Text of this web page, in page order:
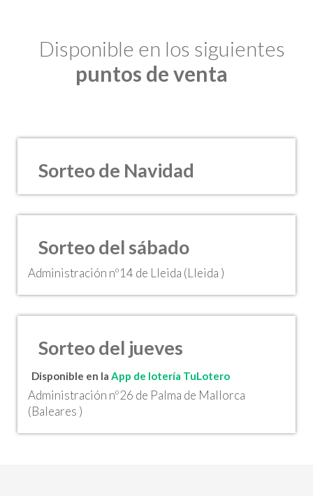
Disponible en los siguientes
puntos de venta
Sorteo de Navidad
Sorteo del sábado
Administración nº14 de Lleida (Lleida )
Sorteo del jueves
Disponible en la App de lotería TuLotero
Administración nº26 de Palma de Mallorca
(Baleares )